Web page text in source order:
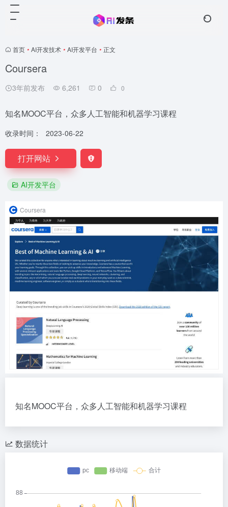
首页 • AI开发技术 • AI开发平台 • 正文
Coursera
3年前发布 6,261 0 0
知名MOOC平台，众多人工智能和机器学习课程
收录时间： 2023-06-22
打开网站
AI开发平台
Coursera
知名MOOC平台，众多人工智能和机器学习课程
数据统计